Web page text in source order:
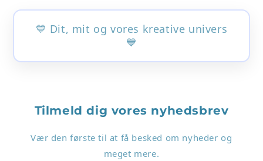
💙 Dit, mit og vores kreative univers
💙
Tilmeld dig vores nyhedsbrev
Vær den første til at få besked om nyheder og
meget mere.
Login påkrævet